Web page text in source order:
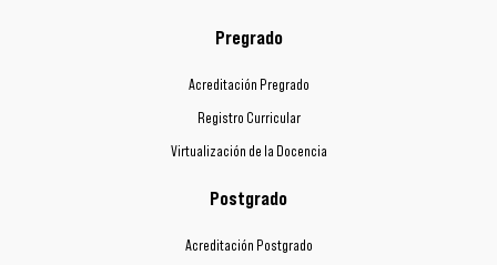
Pregrado
Acreditación Pregrado
Registro Curricular
Virtualización de la Docencia
Postgrado
Acreditación Postgrado